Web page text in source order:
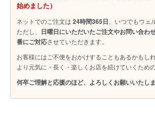
始めました）
ネットでのご注文は 24時間365日 、いつでもウェ
ただし、
日曜日にいただいたご注文やお問い合わ
番にご対応させていただきます。
お客様にはご不便をおかけすることもあるかもしれ
より元気に・長く・楽しくお店を続けていくための
何卒ご理解と応援のほど、よろしくお願いいたし